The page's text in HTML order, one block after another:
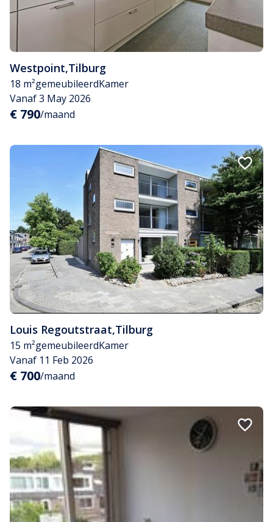
Westpoint,Tilburg
18 m²gemeubileerdKamer
Vanaf 3 May 2026
€ 790/maand
Louis Regoutstraat,Tilburg
15 m²gemeubileerdKamer
Vanaf 11 Feb 2026
€ 700/maand